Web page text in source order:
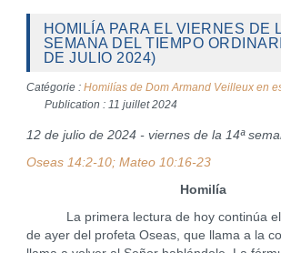
HOMILÍA PARA EL VIERNES DE
SEMANA DEL TIEMPO
DE JULIO 2024)
Catégorie : Homilías de Dom Armand Veilleux en
Publication : 11 juillet 2024
12 de julio de 2024 - viernes de la 14ª
Oseas 14:2-10; Mateo 10:16-23
Homilía
La primera lectura de hoy continúa el
de ayer del profeta Oseas, que llama a la